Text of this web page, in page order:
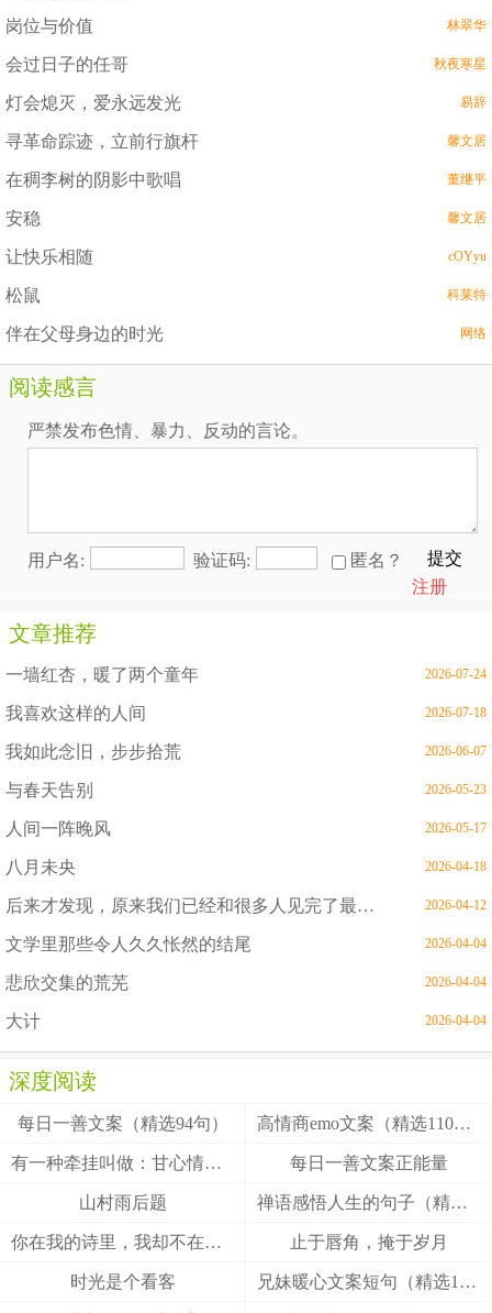
岗位与价值 林翠华
会过日子的任哥 秋夜寒星
灯会熄灭，爱永远发光 易辞
寻革命踪迹，立前行旗杆 馨文居
在稠李树的阴影中歌唱 董继平
安稳 馨文居
让快乐相随 cOYyu
松鼠 科莱特
伴在父母身边的时光 网络
阅读感言
严禁发布色情、暴力、反动的言论。
用户名: 验证码: 匿名？
提交
注册
文章推荐
一墙红杏，暖了两个童年 2026-07-24
我喜欢这样的人间 2026-07-18
我如此念旧，步步拾荒 2026-06-07
与春天告别 2026-05-23
人间一阵晚风 2026-05-17
八月未央 2026-04-18
后来才发现，原来我们已经和很多人见完了最后一面 2026-04-12
文学里那些令人久久怅然的结尾 2026-04-04
悲欣交集的荒芜 2026-04-04
大计 2026-04-04
深度阅读
每日一善文案（精选94句） 高情商emo文案（精选110句）
有一种牵挂叫做：甘心情愿！ 每日一善文案正能量
山村雨后题 禅语感悟人生的句子（精选27句）
你在我的诗里，我却不在你的梦里 止于唇角，掩于岁月
时光是个看客 兄妹暖心文案短句（精选100句）